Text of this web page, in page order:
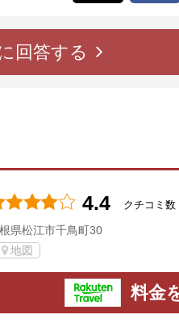
回答する
4.4 クチコミ数
県松江市千鳥町30
地図
料金